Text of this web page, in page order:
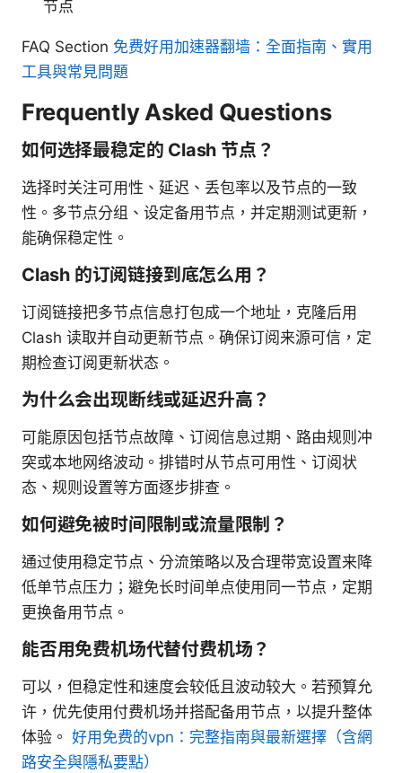
节点
FAQ Section 免费好用加速器翻墙：全面指南、實用
工具與常見問題
Frequently Asked Questions
如何选择最稳定的 Clash 节点？
选择时关注可用性、延迟、丢包率以及节点的一致
性。多节点分组、设定备用节点，并定期测试更新，
能确保稳定性。
Clash 的订阅链接到底怎么用？
订阅链接把多节点信息打包成一个地址，克隆后用
Clash 读取并自动更新节点。确保订阅来源可信，定
期检查订阅更新状态。
为什么会出现断线或延迟升高？
可能原因包括节点故障、订阅信息过期、路由规则冲
突或本地网络波动。排错时从节点可用性、订阅状
态、规则设置等方面逐步排查。
如何避免被时间限制或流量限制？
通过使用稳定节点、分流策略以及合理带宽设置来降
低单节点压力；避免长时间单点使用同一节点，定期
更换备用节点。
能否用免费机场代替付费机场？
可以，但稳定性和速度会较低且波动较大。若预算允
许，优先使用付费机场并搭配备用节点，以提升整体
体验。 好用免费的vpn：完整指南與最新選擇（含網
路安全與隱私要點）